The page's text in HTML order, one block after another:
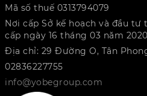
Mã số thuế 0313794079
Nơi cấp Sở kế hoạch và đầu tư
cấp ngày 16 tháng 03 năm 2020
Địa chỉ: 29 Đường O, Tân
02836227755
info@yobegroup.com